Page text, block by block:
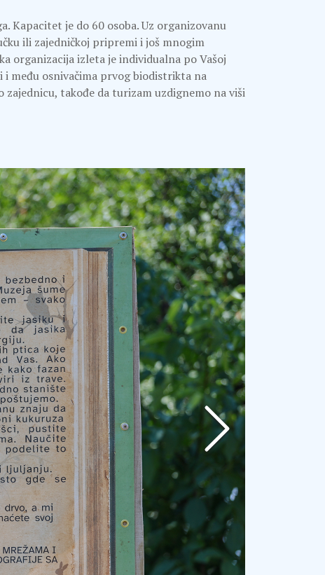
Kapacitet je do 60 osoba. Uz organizovanu
ili zajedničkoj pripremi i još mnogim
organizacija izleta je individualna po Vašoj
i među osnivačima prvog biodistrikta na
takođe da turizam uzdignemo na viši